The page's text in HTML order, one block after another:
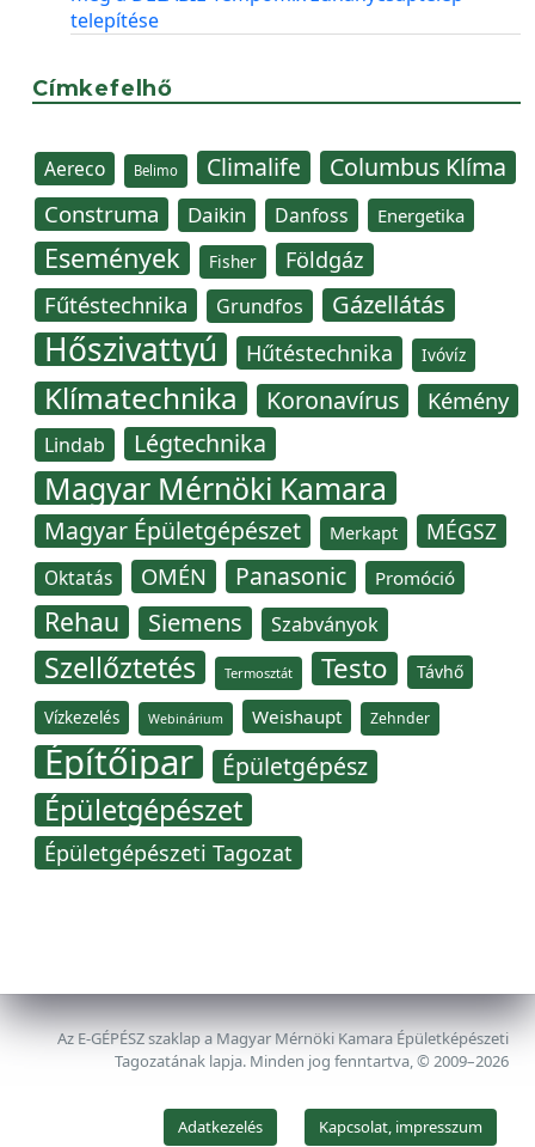
telepítése
Címkefelhő
Aereco Belimo Climalife Columbus Klíma
Construma Daikin Danfoss Energetika
Események Fisher Földgáz
Fűtéstechnika Grundfos Gázellátás
Hőszivattyú Hűtéstechnika Ivóvíz
Klímatechnika Koronavírus Kémény
Lindab Légtechnika
Magyar Mérnöki Kamara
Magyar Épületgépészet Merkapt MÉGSZ
Oktatás OMÉN Panasonic Promóció
Rehau Siemens Szabványok
Szellőztetés Termosztát Testo Távhő
Vízkezelés Webinárium Weishaupt Zehnder
Építőipar Épületgépész
Épületgépészet
Épületgépészeti Tagozat
Az E-GÉPÉSZ szaklap a Magyar Mérnöki Kamara Épületképészeti
Tagozatának lapja. Minden jog fenntartva, © 2009–2026
Adatkezelés Kapcsolat, impresszum